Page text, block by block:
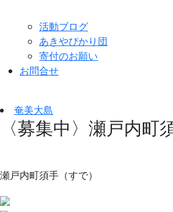
活動ブログ
あきやぴかり団
寄付のお願い
お問合せ
奄美大島
〈募集中〉瀬戸内町
瀬戸内町須手（すで）